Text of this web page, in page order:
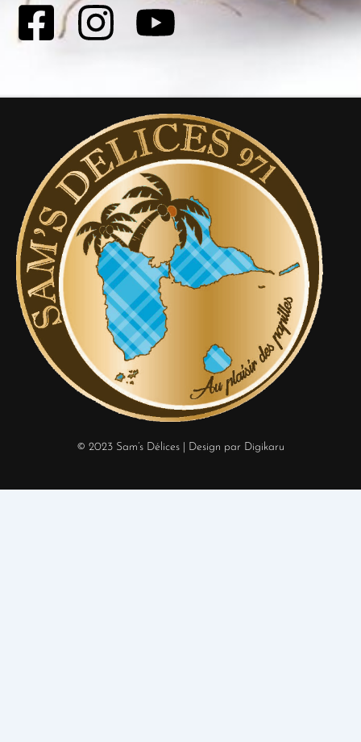
© 2023 Sam’s Délices | Design par Digikaru